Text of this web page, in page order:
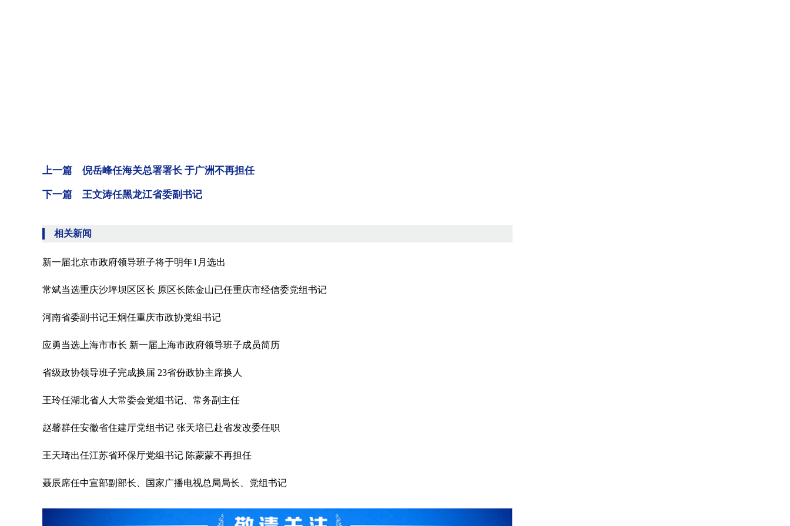
上一篇 倪岳峰任海关总署署长 于广洲不再担任
下一篇 王文涛任黑龙江省委副书记
相关新闻
新一届北京市政府领导班子将于明年1月选出
常斌当选重庆沙坪坝区区长 原区长陈金山已任重庆市经信委党组书记
河南省委副书记王炯任重庆市政协党组书记
应勇当选上海市市长 新一届上海市政府领导班子成员简历
省级政协领导班子完成换届 23省份政协主席换人
王玲任湖北省人大常委会党组书记、常务副主任
赵馨群任安徽省住建厅党组书记 张天培已赴省发改委任职
王天琦出任江苏省环保厅党组书记 陈蒙蒙不再担任
聂辰席任中宣部副部长、国家广播电视总局局长、党组书记